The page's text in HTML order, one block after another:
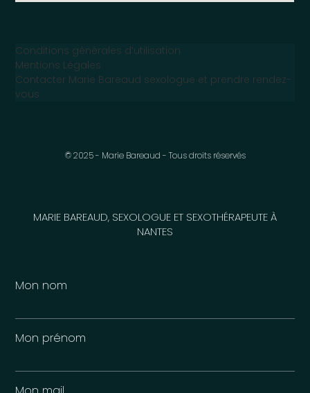
Conditions générales d’utilisation
Mentions Légales
Contacter Marie Bareaud sexologue et prendre rendez-
vous
© 2025 - Marie Bareaud - Tous droits réservés
MARIE BAREAUD, SEXOLOGUE ET SEXOTHÉRAPEUTE À
NANTES
Mon nom
Mon prénom